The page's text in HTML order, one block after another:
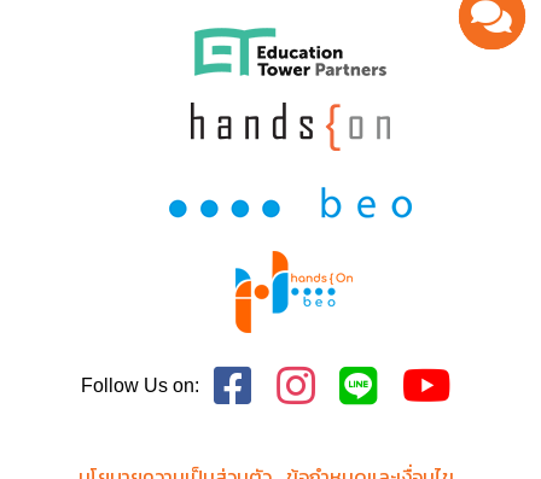
Follow Us on: